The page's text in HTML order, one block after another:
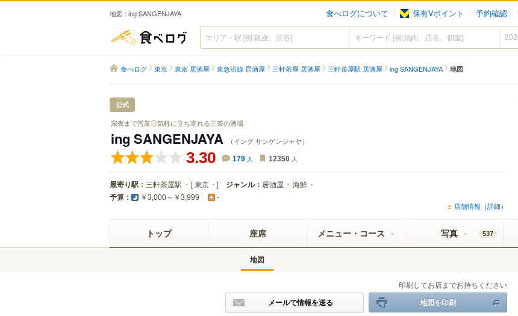
地図 : ing SANGENJAYA 食べログについて 保有Vポイント 予約確認
食べログ
食べログ 東京 東京 居酒屋 東急沿線 居酒屋 三軒茶屋 居酒屋 三軒茶屋駅 居酒屋 ing SANGENJAYA 地図
公式
深夜まで営業◎気軽に立ち寄れる三茶の酒場
ing SANGENJAYA （イング サンゲンジャヤ）
3.30 179 人 12350 人
最寄り駅： 三軒茶屋駅 [東京 ] ジャンル： 居酒屋 海鮮
予算： ￥3,000～￥3,999 -
店舗情報（詳細）
トップ 座席 メニュー・コース 写真 537
地図
印刷してお店までお持ちください
メールで情報を送る 地図を印刷